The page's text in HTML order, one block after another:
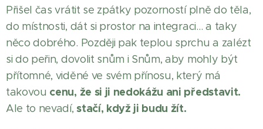
Přišel čas vrátit se zpátky pozorností plně do těla,
do místnosti, dát si prostor na integraci… a taky
něco dobrého. Později pak teplou sprchu a zalézt
si do peřin, dovolit snům i Snům, aby mohly být
přítomné, viděné ve svém přínosu, který má
takovou cenu, že si ji nedokážu ani představit.
Ale to nevadí,stačí, když ji budu žít.